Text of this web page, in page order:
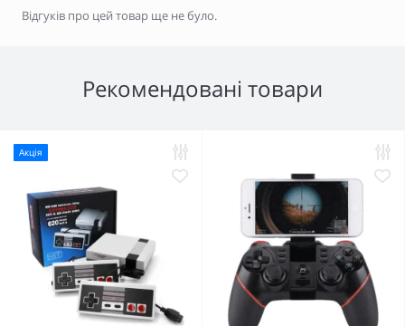
Відгуків про цей товар ще не було.
Рекомендовані товари
Акція